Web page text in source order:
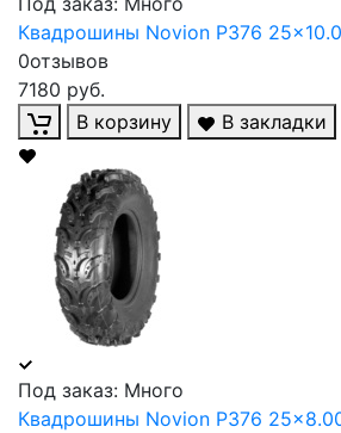
Квадрошины Novion P376
0отзывов
7180 руб.
В корзину
В закладки
Под заказ: Много
Квадрошины Novion P376